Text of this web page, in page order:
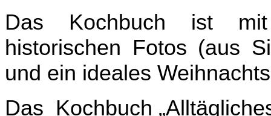
Das Kochbuch ist mit
historischen Fotos (aus
und ein ideales
Das Kochbuch